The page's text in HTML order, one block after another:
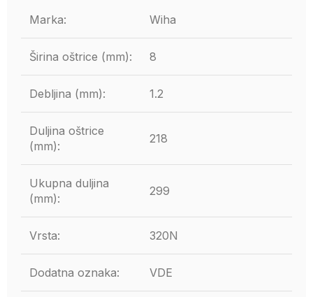
Marka: Wiha
Širina oštrice (mm): 8
Debljina (mm): 1.2
Duljina oštrice
(mm):
218
Ukupna duljina
(mm):
299
Vrsta: 320N
Dodatna oznaka: VDE